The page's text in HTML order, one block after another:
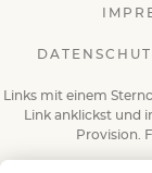
Links mit einem
Link anklickst und
Provision.